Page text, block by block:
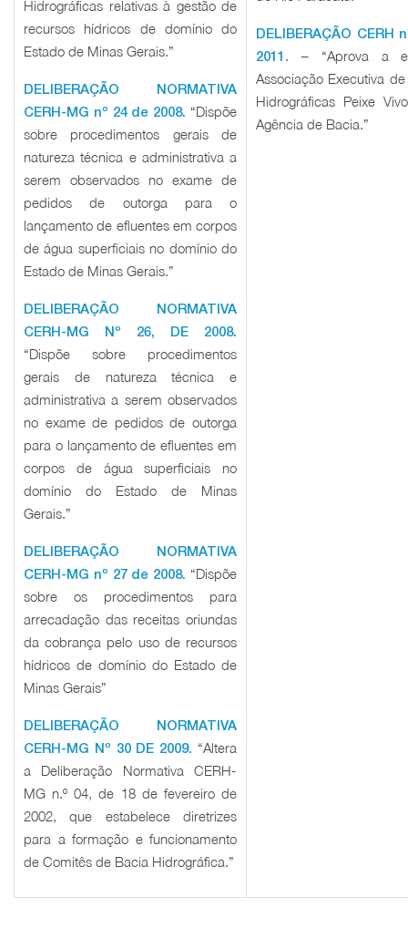
Hidrográficas relativas à gestão de
recursos hídricos de domínio do
Estado de Minas Gerais.”
DELIBERAÇÃO NORMATIVA
CERH-MG nº 24 de 2008. “Dispõe
sobre procedimentos gerais de
natureza técnica e administrativa a
serem observados no exame de
pedidos de outorga para o
lançamento de efluentes em corpos
de água superficiais no domínio do
Estado de Minas Gerais.”
DELIBERAÇÃO NORMATIVA
CERH-MG Nº 26, DE 2008.
“Dispõe sobre procedimentos
gerais de natureza técnica e
administrativa a serem observados
no exame de pedidos de outorga
para o lançamento de efluentes em
corpos de água superficiais no
domínio do Estado de Minas
Gerais.”
DELIBERAÇÃO NORMATIVA
CERH-MG nº 27 de 2008. “Dispõe
sobre os procedimentos para
arrecadação das receitas oriundas
da cobrança pelo uso de recursos
hídricos de domínio do Estado de
Minas Gerais”
DELIBERAÇÃO NORMATIVA
CERH-MG Nº 30 DE 2009. “Altera
a Deliberação Normativa CERH-
MG n.º 04, de 18 de fevereiro de
2002, que estabelece diretrizes
para a formação e funcionamento
de Comitês de Bacia Hidrográfica.”
DELIBERAÇÃO
2011 . – “Aprova a
Associação Executiva
Hidrográficas Peixe
Agência de Bacia.”